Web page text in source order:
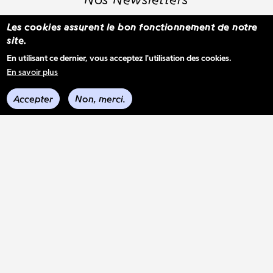
Voir les derniers envois
Les cookies assurent le bon fonctionnement de notre
site.
En utilisant ce dernier, vous acceptez l'utilisation des cookies.
En savoir plus
Accepter Non, merci.